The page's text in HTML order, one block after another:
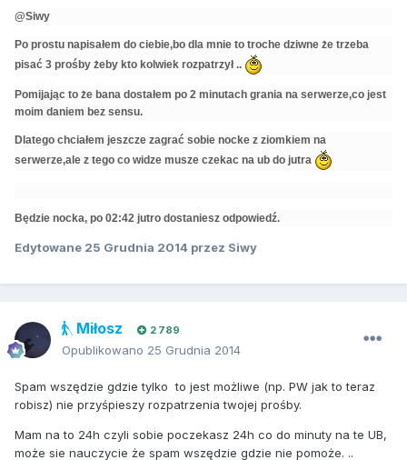
@Siwy
Po prostu napisałem do ciebie,bo dla mnie to troche dziwne że trzeba
pisać 3 prośby żeby kto kolwiek rozpatrzył ..
Pomijając to że bana dostałem po 2 minutach grania na serwerze,co jest
moim daniem bez sensu.
Dlatego chciałem jeszcze zagrać sobie nocke z ziomkiem na
serwerze,ale z tego co widze musze czekac na ub do jutra
Będzie nocka, po 02:42 jutro dostaniesz odpowiedź.
Edytowane 25 Grudnia 2014 przez Siwy
Miłosz 2 789
Opublikowano 25 Grudnia 2014
Spam wszędzie gdzie tylko to jest możliwe (np. PW jak to teraz
robisz) nie przyśpieszy rozpatrzenia twojej prośby.
Mam na to 24h czyli sobie poczekasz 24h co do minuty na te UB,
może sie nauczycie że spam wszędzie gdzie nie pomoże. ..